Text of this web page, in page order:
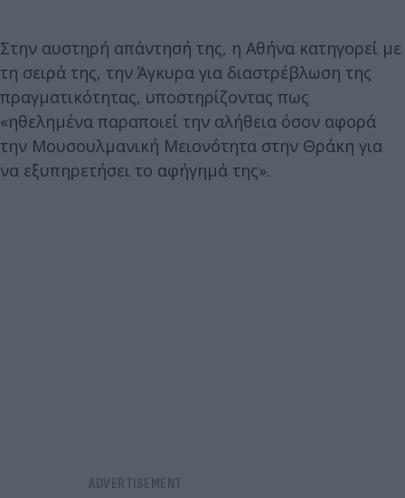
Στην αυστηρή απάντησή της, η Αθήνα κατηγορεί με
τη σειρά της, την Άγκυρα για διαστρέβλωση της
πραγματικότητας, υποστηρίζοντας πως
«ηθελημένα παραποιεί την αλήθεια όσον αφορά
την Μουσουλμανική Μειονότητα στην Θράκη για
να εξυπηρετήσει το αφήγημά της».